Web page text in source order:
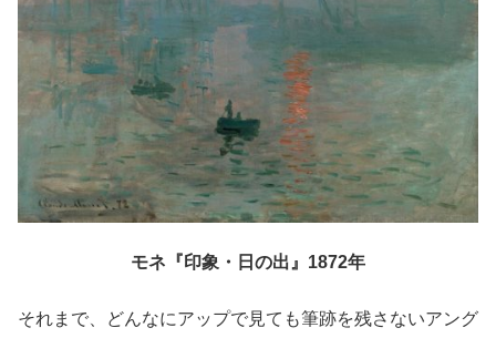
モネ『印象・日の出』1872年
それまで、どんなにアップで見ても筆跡を残さないアング